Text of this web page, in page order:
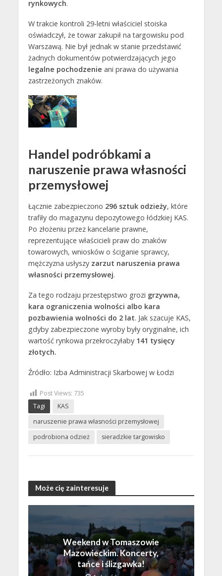
rynkowych.
W trakcie kontroli 29-letni właściciel stoiska
oświadczył, że towar zakupił na targowisku pod
Warszawą. Nie był jednak w stanie przedstawić
żadnych dokumentów potwierdzających jego
legalne pochodzenie ani prawa do używania
zastrzeżonych znaków.
Handel podróbkami a
naruszenie prawa własności
przemysłowej
Łącznie zabezpieczono 296 sztuk odzieży, które
trafiły do magazynu depozytowego łódzkiej KAS.
Po złożeniu przez kancelarie prawne,
reprezentujące właścicieli praw do znaków
towarowych, wniosków o ściganie sprawcy,
mężczyzna usłyszy zarzut naruszenia prawa
własności przemysłowej.
Za tego rodzaju przestępstwo grozi grzywna,
kara ograniczenia wolności albo kara
pozbawienia wolności do 2 lat. Jak szacuje KAS,
gdyby zabezpieczone wyroby były oryginalne, ich
wartość rynkowa przekroczyłaby 141 tysięcy
złotych.
Źródło: Izba Administracji Skarbowej w Łodzi
Post Views: 735
Tagi
KAS
naruszenie prawa własności przemysłowej
podrobiona odzież
sieradzkie targowisko
Może cię zainteresuje
Weekend w Tomaszowie
Mazowieckim. Koncerty,
tańce i ślizgawka!